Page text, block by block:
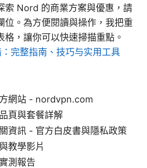
索 Nord 的商業方案與優惠，請
位。為方便閱讀與操作，我把重
格，讓你可以快速掃描重點。
完整指南、技巧与实用工具
網站 - nordvpn.com
頁與套餐詳解
資訊 - 官方白皮書與隱私政策
教學影片
測報告